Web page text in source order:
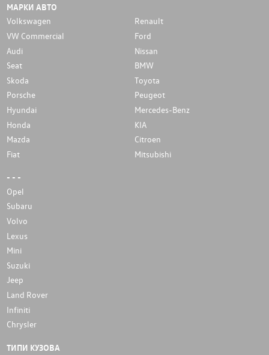
МАРКИ АВТО
Volkswagen
Renault
VW Commercial
Ford
Audi
Nissan
Seat
BMW
Skoda
Toyota
Porsche
Peugeot
Hyundai
Mercedes-Benz
Honda
KIA
Mazda
Citroen
Fiat
Mitsubishi
- - -
Opel
Subaru
Volvo
Lexus
Mini
Suzuki
Jeep
Land Rover
Infiniti
Chrysler
ТИПИ КУЗОВА